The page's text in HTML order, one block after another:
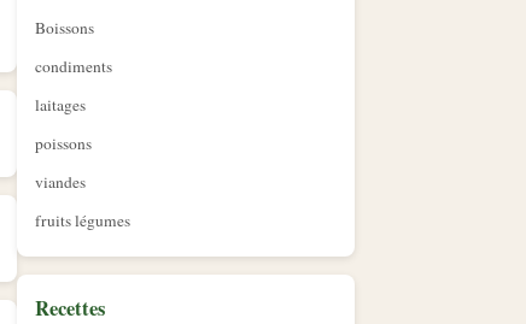
Boissons
condiments
laitages
poissons
viandes
fruits légumes
Recettes